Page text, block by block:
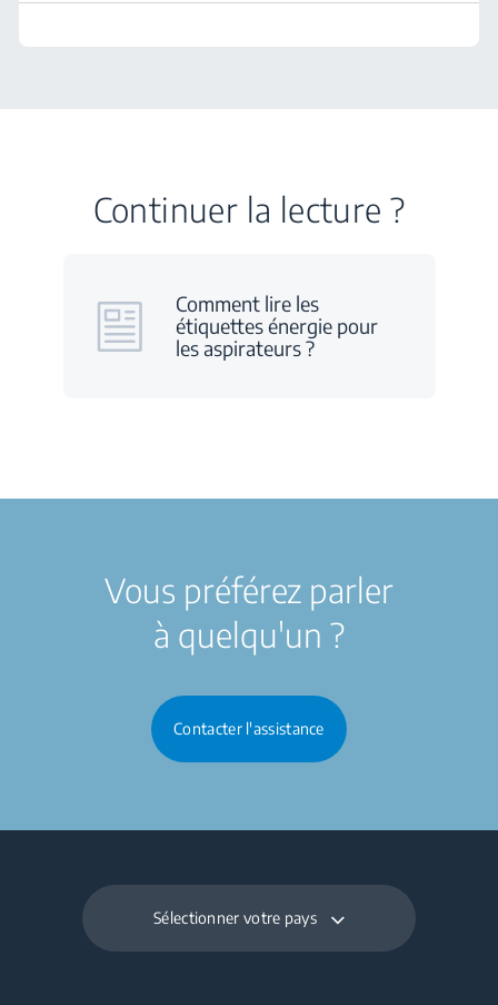
Continuer la lecture ?
Comment lire les
étiquettes énergie pour
les aspirateurs ?
Vous préférez parler
à quelqu'un ?
Contacter l'assistance
Sélectionner votre pays